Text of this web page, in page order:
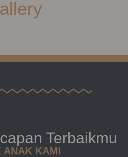
Terbaikmu
ANAK KAMI